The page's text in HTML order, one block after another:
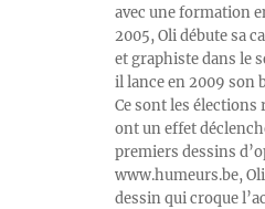
avec une formation
2005, Oli débute sa
et graphiste dans le
il lance en 2009 son
Ce sont les élections
ont un effet
premiers dessins
www.humeurs.be,
dessin qui croque